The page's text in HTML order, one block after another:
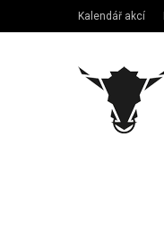
Kalendář akcí